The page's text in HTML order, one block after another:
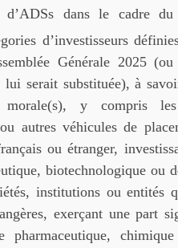
d’ADSs dans le cadre
d’investisseurs
Générale 2025
lui serait substituée), à
morale(s), y compris
autres véhicules de
ou étranger,
biotechnologique ou
institutions ou entités
exerçant une part
pharmaceutique,